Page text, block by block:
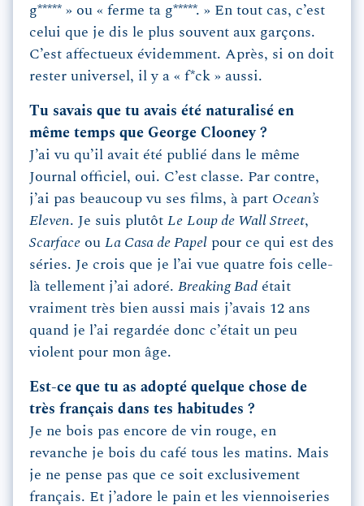
g***** » ou « ferme ta g*****. » En tout cas, c’est
celui que je dis le plus souvent aux garçons.
C’est affectueux évidemment. Après, si on doit
rester universel, il y a « f*ck » aussi.
Tu savais que tu avais été naturalisé en
même temps que George Clooney ?
J’ai vu qu’il avait été publié dans le même
Journal officiel, oui. C’est classe. Par contre,
j’ai pas beaucoup vu ses films, à part Ocean’s
Eleven. Je suis plutôt Le Loup de Wall Street,
Scarface ou La Casa de Papel pour ce qui est des
séries. Je crois que je l’ai vue quatre fois celle-
là tellement j’ai adoré. Breaking Bad était
vraiment très bien aussi mais j’avais 12 ans
quand je l’ai regardée donc c’était un peu
violent pour mon âge.
Est-ce que tu as adopté quelque chose de
très français dans tes habitudes ?
Je ne bois pas encore de vin rouge, en
revanche je bois du café tous les matins. Mais
je ne pense pas que ce soit exclusivement
français. Et j’adore le pain et les viennoiseries